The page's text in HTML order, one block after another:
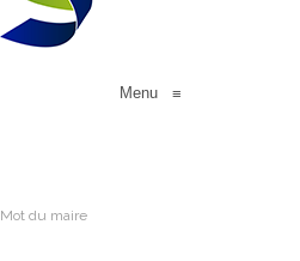
Menu ≡
Mot du maire